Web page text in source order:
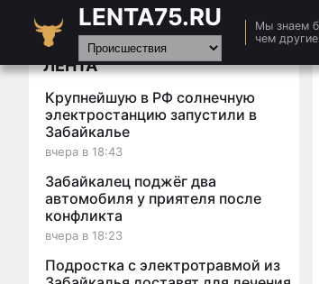
LENTA75.RU
Мы знаем
чем
Главная
Новости
Видео
Статьи
ЛЕНТА
Крупнейшую в РФ солнечную
электростанцию запустили в
Забайкалье
вчера в 18:43
Забайкалец поджёг два
автомобиля у приятеля после
конфликта
вчера в 18:23
Подростка с электротравмой из